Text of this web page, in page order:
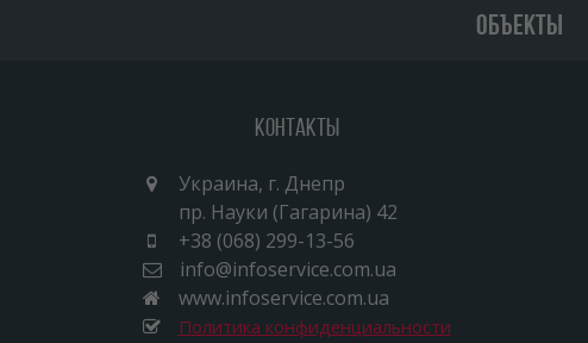
ОБЪЕКТЫ
Контакты
Украина, г. Днепр
пр. Науки (Гагарина) 42
+38 (068) 299-13-56
info@infoservice.com.ua
www.infoservice.com.ua
Политика конфиденциальности